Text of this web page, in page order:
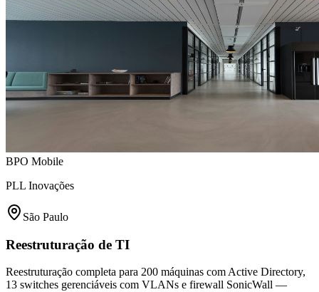
BPO Mobile
PLL Inovações
São Paulo
Reestruturação de TI
Reestruturação completa para 200 máquinas com Active Directory,
13 switches gerenciáveis com VLANs e firewall SonicWall —